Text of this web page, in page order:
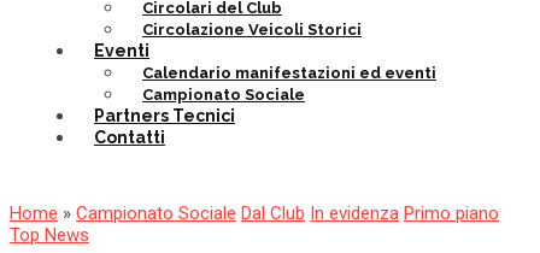
Circolari del Club
Circolazione Veicoli Storici
Eventi
Calendario manifestazioni ed eventi
Campionato Sociale
Partners Tecnici
Contatti
Home » Campionato Sociale Dal Club In evidenza Primo piano
Top News